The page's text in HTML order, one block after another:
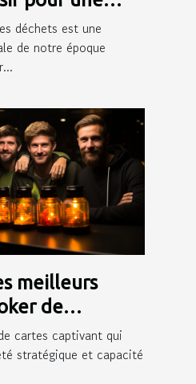
des déchets
déchets est une
de notre époque
meilleurs
de
cartes captivant qui
stratégique et capacité